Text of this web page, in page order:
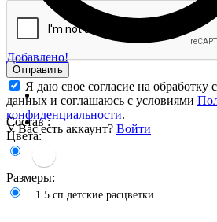
Добавлено!
Состав :
Цвета:
Размеры:
1.5 сп.детские расцветки
Отправить
Я даю свое согласие на обработку
данных и соглашаюсь с условиями
конфиденциальности.
У Вас есть аккаунт? Войти